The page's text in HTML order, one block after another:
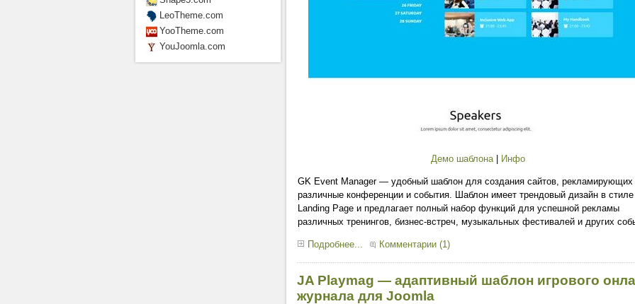
Демо шаблона| Инфо
GK Event Manager — удобный шаблон для создания сайтов, рекламирующих
различные конференции и события. Шаблон имеет трендовый дизайн в стиле
Landing Page и предлагает полный набор функций для успешной рекламы
различных тренингов, бизнес-встреч, музыкальных фестивалей и других
Подробнее... Комментарии (1)
JA Playmag — адаптивный шаблон игрового
журнала для Joomla
LeoTheme.com
YooTheme.com
YouJoomla.com